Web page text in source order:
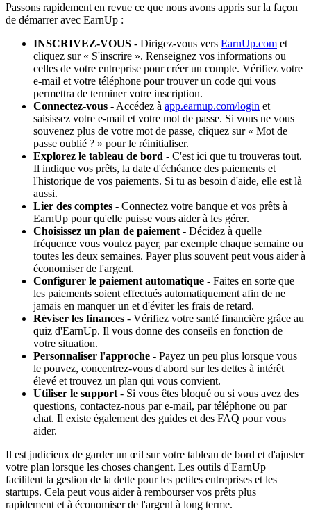
Passons rapidement en revue ce que nous avons appris sur la façon
de démarrer avec EarnUp :
INSCRIVEZ-VOUS - Dirigez-vous vers EarnUp.com et
cliquez sur « S'inscrire ». Renseignez vos informations ou
celles de votre entreprise pour créer un compte. Vérifiez votre
e-mail et votre téléphone pour trouver un code qui vous
permettra de terminer votre inscription.
Connectez-vous - Accédez à app.earnup.com/login et
saisissez votre e-mail et votre mot de passe. Si vous ne vous
souvenez plus de votre mot de passe, cliquez sur « Mot de
passe oublié ? » pour le réinitialiser.
Explorez le tableau de bord - C'est ici que tu trouveras tout.
Il indique vos prêts, la date d'échéance des paiements et
l'historique de vos paiements. Si tu as besoin d'aide, elle est là
aussi.
Lier des comptes - Connectez votre banque et vos prêts à
EarnUp pour qu'elle puisse vous aider à les gérer.
Choisissez un plan de paiement - Décidez à quelle
fréquence vous voulez payer, par exemple chaque semaine ou
toutes les deux semaines. Payer plus souvent peut vous aider à
économiser de l'argent.
Configurer le paiement automatique - Faites en sorte que
les paiements soient effectués automatiquement afin de ne
jamais en manquer un et d'éviter les frais de retard.
Réviser les finances - Vérifiez votre santé financière grâce au
quiz d'EarnUp. Il vous donne des conseils en fonction de
votre situation.
Personnaliser l'approche - Payez un peu plus lorsque vous
le pouvez, concentrez-vous d'abord sur les dettes à intérêt
élevé et trouvez un plan qui vous convient.
Utiliser le support - Si vous êtes bloqué ou si vous avez des
questions, contactez-nous par e-mail, par téléphone ou par
chat. Il existe également des guides et des FAQ pour vous
aider.
Il est judicieux de garder un œil sur votre tableau de bord et d'ajuster
votre plan lorsque les choses changent. Les outils d'EarnUp
facilitent la gestion de la dette pour les petites entreprises et les
startups. Cela peut vous aider à rembourser vos prêts plus
rapidement et à économiser de l'argent à long terme.